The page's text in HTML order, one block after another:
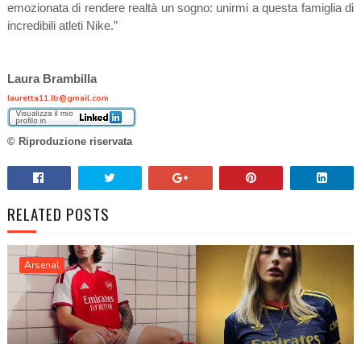
emozionata di rendere realtà un sogno: unirmi a questa famiglia di
incredibili atleti Nike.”
Laura Brambilla
lauretta11.lb@gmail.com
© Riproduzione riservata
RELATED POSTS
Arsenal